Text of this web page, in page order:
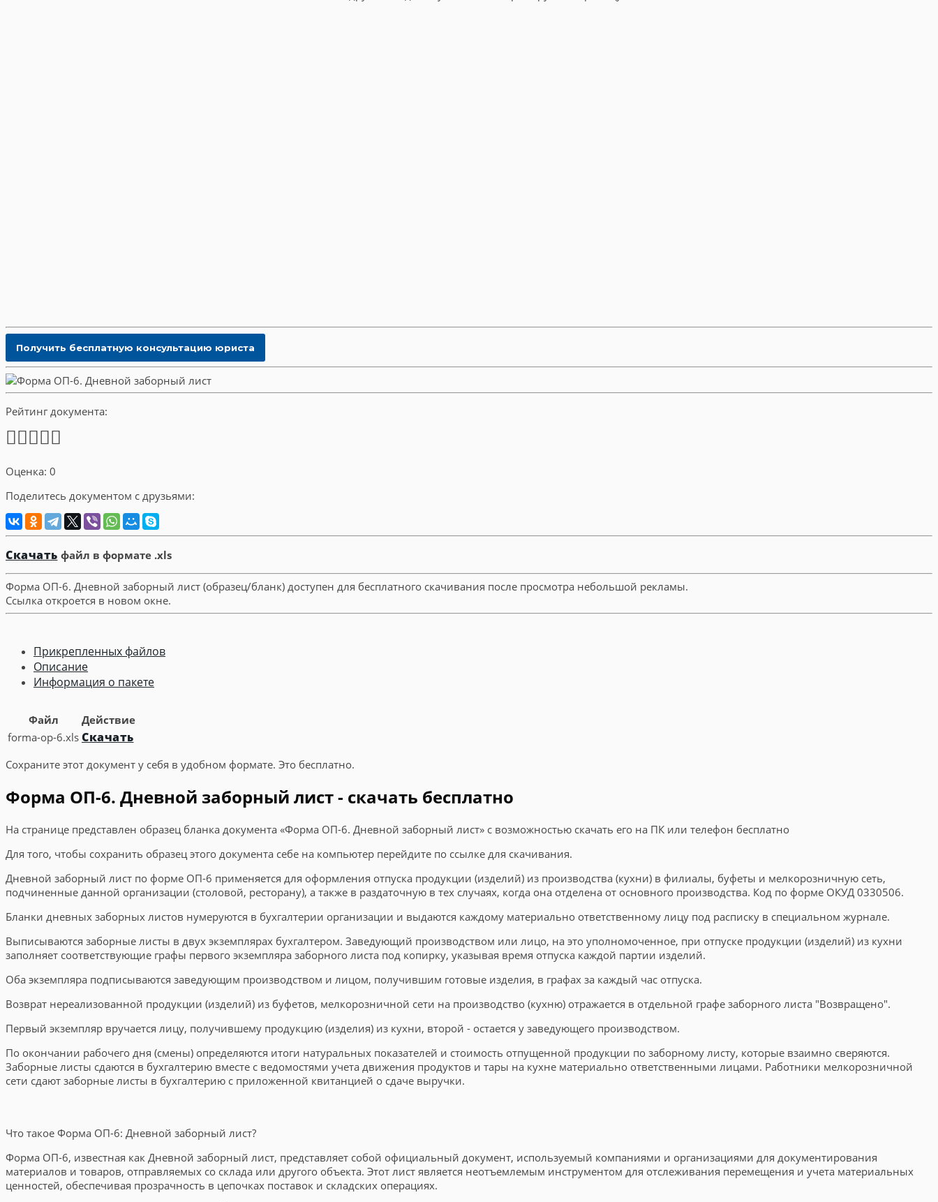
Рейтинг документа:
Оценка: 0
Поделитесь документом с друзьями:
Скачать файл в формате .xls
Форма ОП-6. Дневной заборный лист (образец/бланк) доступен для бесплатного скачивания после просмотра небольшой рекламы.
Ссылка откроется в новом окне.
Прикрепленных файлов
Описание
Информация о пакете
Файл
Действие
forma-op-6.xls Скачать
Сохраните этот документ у себя в удобном формате. Это бесплатно.
Форма ОП-6. Дневной заборный лист - скачать бесплатно
На странице представлен образец бланка документа «Форма ОП-6. Дневной заборный лист» с возможностью скачать его на ПК или телефон бесплатно
Для того, чтобы сохранить образец этого документа себе на компьютер перейдите по ссылке для скачивания.
Дневной заборный лист по форме ОП-6 применяется для оформления отпуска продукции (изделий) из производства (кухни) в филиалы, буфеты и мелкорозничную сеть,
подчиненные данной организации (столовой, ресторану), а также в раздаточную в тех случаях, когда она отделена от основного производства. Код по форме ОКУД 0330506.
Бланки дневных заборных листов нумеруются в бухгалтерии организации и выдаются каждому материально ответственному лицу под расписку в специальном журнале.
Выписываются заборные листы в двух экземплярах бухгалтером. Заведующий производством или лицо, на это уполномоченное, при отпуске продукции (изделий) из кухни
заполняет соответствующие графы первого экземпляра заборного листа под копирку, указывая время отпуска каждой партии изделий.
Оба экземпляра подписываются заведующим производством и лицом, получившим готовые изделия, в графах за каждый час отпуска.
Возврат нереализованной продукции (изделий) из буфетов, мелкорозничной сети на производство (кухню) отражается в отдельной графе заборного листа "Возвращено".
Первый экземпляр вручается лицу, получившему продукцию (изделия) из кухни, второй - остается у заведующего производством.
По окончании рабочего дня (смены) определяются итоги натуральных показателей и стоимость отпущенной продукции по заборному листу, которые взаимно сверяются.
Заборные листы сдаются в бухгалтерию вместе с ведомостями учета движения продуктов и тары на кухне материально ответственными лицами. Работники мелкорозничной
сети сдают заборные листы в бухгалтерию с приложенной квитанцией о сдаче выручки.
Что такое Форма ОП-6: Дневной заборный лист?
Форма ОП-6, известная как Дневной заборный лист, представляет собой официальный документ, используемый компаниями и организациями для документирования
материалов и товаров, отправляемых со склада или другого объекта. Этот лист является неотъемлемым инструментом для отслеживания перемещения и учета материальных
ценностей, обеспечивая прозрачность в цепочках поставок и складских операциях.